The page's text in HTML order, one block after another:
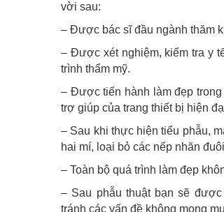
vời sau:
– Được bác sĩ đầu ngành thăm
– Được xét nghiệm, kiểm tra y
trình thẩm mỹ.
– Được tiến hành làm đẹp
trợ giúp của trang thiết bị hiện
– Sau khi thực hiện tiểu phẫu,
hai mí, loại bỏ các nếp nhăn
– Toàn bộ quá trình làm đẹp
– Sau phẫu thuật bạn sẽ
tránh các vấn đề không mong